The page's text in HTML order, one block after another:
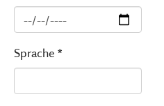
Sprache *